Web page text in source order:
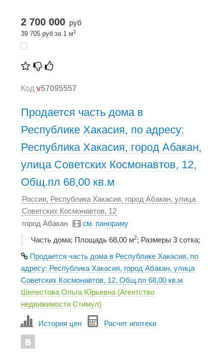
2 700 000 руб
39 705 руб за 1 м2
Код v57095557
Продается часть дома в
Республике Хакасия, по адресу:
Республика Хакасия, город Абакан,
улица Советских Космонавтов, 12,
Общ.пл 68,00 кв.м
Россия, Республика Хакасия, город Абакан, улица
Советских Космонавтов, 12
город Абакан
см. панораму
Часть дома; Площадь 68,00 м2; Размеры 3 сотка;
Продается часть дома в Республике Хакасия, по
адресу: Республика Хакасия, город Абакан, улица
Советских Космонавтов, 12, Общ.пл 68,00 кв.м
Шелестова Ольга Юрьевна (Агентство
недвижимости Стимул)
История цен Расчет ипотеки